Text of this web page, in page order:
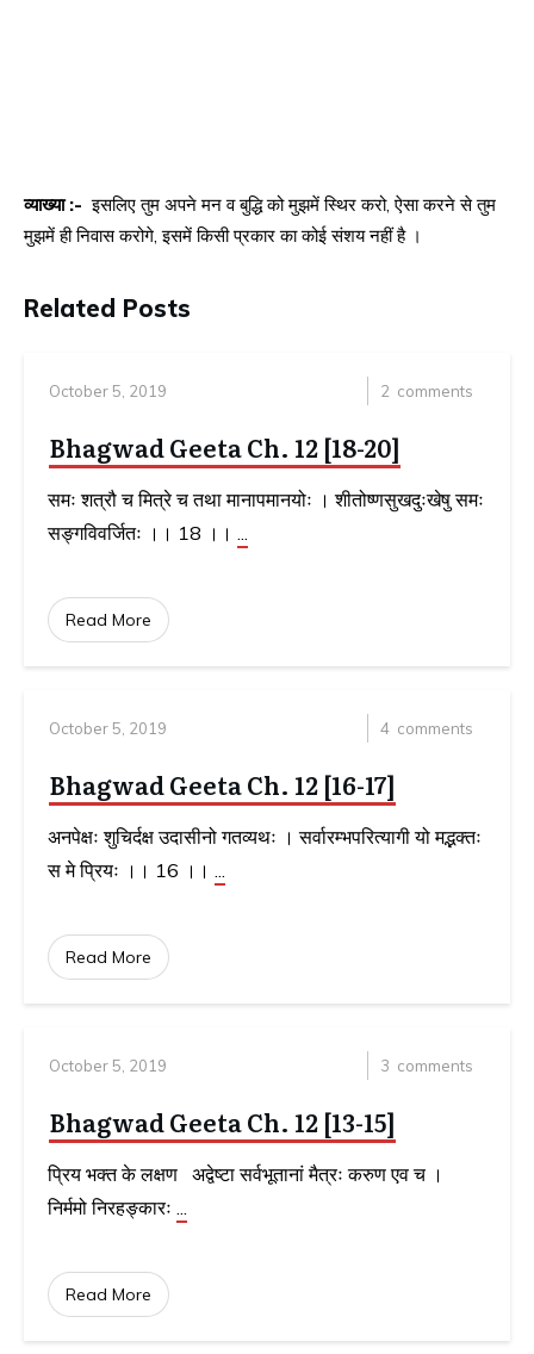
व्याख्या :- इसलिए तुम अपने मन व बुद्धि को मुझमें स्थिर करो, ऐसा करने से तुम
मुझमें ही निवास करोगे, इसमें किसी प्रकार का कोई संशय नहीं है ।
Related Posts
October 5, 2019 2 comments
Bhagwad Geeta Ch. 12 [18-20]
समः शत्रौ च मित्रे च तथा मानापमानयोः । शीतोष्णसुखदुःखेषु समः
सङ्‍गविवर्जितः ।। 18 ।। ...
Read More
October 5, 2019 4 comments
Bhagwad Geeta Ch. 12 [16-17]
अनपेक्षः शुचिर्दक्ष उदासीनो गतव्यथः । सर्वारम्भपरित्यागी यो मद्भक्तः
स मे प्रियः ।। 16 ।। ...
Read More
October 5, 2019 3 comments
Bhagwad Geeta Ch. 12 [13-15]
प्रिय भक्त के लक्षण अद्वेष्टा सर्वभूतानां मैत्रः करुण एव च ।
निर्ममो निरहङ्‍कारः ...
Read More